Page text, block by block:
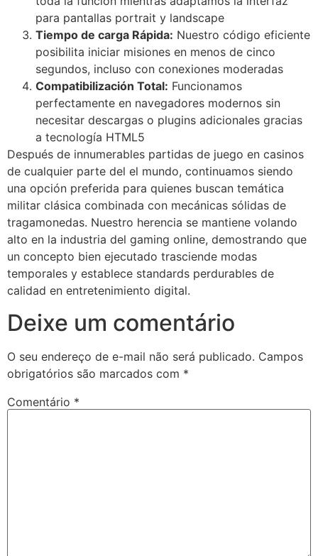
per sale
Forum
giriş
escort
giriş
giriş
para pantallas portrait y landscape
Tiempo de carga Rápida: Nuestro código eficiente
posibilita iniciar misiones en menos de cinco
segundos, incluso con conexiones moderadas
Compatibilización Total: Funcionamos
perfectamente en navegadores modernos sin
necesitar descargas o plugins adicionales gracias
a tecnología HTML5
Después de innumerables partidas de juego en casinos
de cualquier parte del el mundo, continuamos siendo
una opción preferida para quienes buscan temática
militar clásica combinada con mecánicas sólidas de
tragamonedas. Nuestro herencia se mantiene volando
alto en la industria del gaming online, demostrando que
un concepto bien ejecutado trasciende modas
temporales y establece standards perdurables de
calidad en entretenimiento digital.
Deixe um comentário
O seu endereço de e-mail não será publicado. Campos
obrigatórios são marcados com *
Comentário *